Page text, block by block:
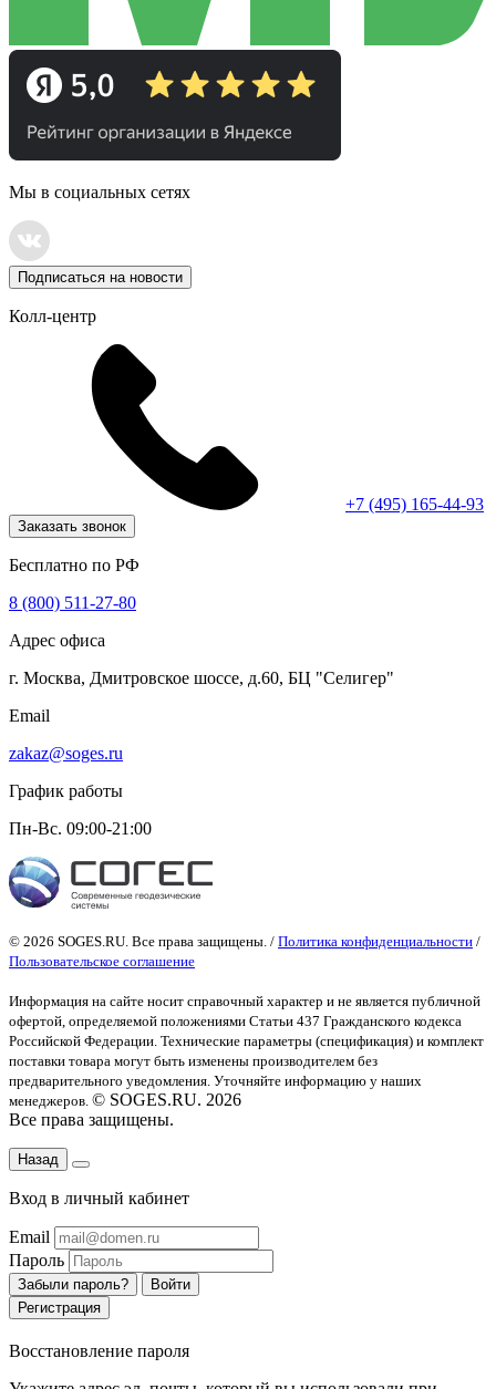
Мы в социальных сетях
Подписаться на новости
Колл-центр
+7 (495) 165-44-93
Заказать звонок
Бесплатно по РФ
8 (800) 511-27-80
Адрес офиса
г. Москва, Дмитровское шоссе, д.60, БЦ "Селигер"
Email
zakaz@soges.ru
График работы
Пн-Вс. 09:00-21:00
© 2026 SOGES.RU. Все права защищены. / Политика конфиденциальности /
Пользовательское соглашение
Информация на сайте носит справочный характер и не является публичной
офертой, определяемой положениями Статьи 437 Гражданского кодекса
Российской Федерации. Технические параметры (спецификация) и комплект
поставки товара могут быть изменены производителем без
предварительного уведомления. Уточняйте информацию у наших
менеджеров. © SOGES.RU. 2026
Все права защищены.
Назад
Вход в личный кабинет
Email
Пароль
Забыли пароль?
Войти
Регистрация
Восстановление пароля